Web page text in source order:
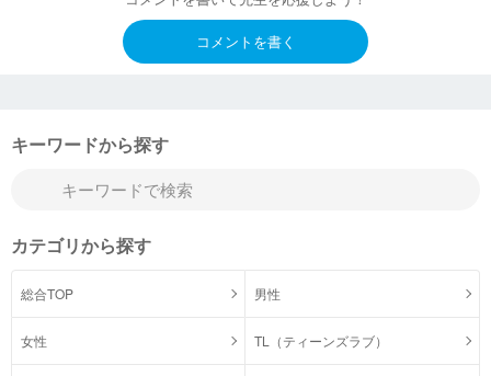
コメントを書く
キーワードから探す
カテゴリから探す
総合TOP 男性
女性 TL（ティーンズラブ）